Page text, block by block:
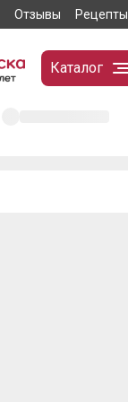
Отзывы Рецепты
Каталог